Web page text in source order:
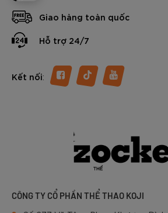
Giao hàng toàn quốc
Hỗ trợ 24/7
Kết nối:
CÔNG TY CỔ PHẦN THỂ THAO KOJI